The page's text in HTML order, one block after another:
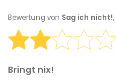
Bewertung von Sag ich nicht!,
Bringt nix!